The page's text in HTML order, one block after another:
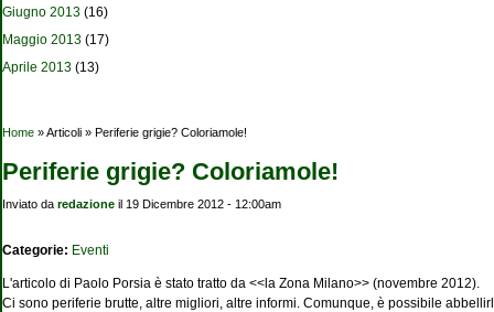
Giugno 2013 (16)
Maggio 2013 (17)
Aprile 2013 (13)
Tu sei qui
Home » Articoli » Periferie grigie? Coloriamole!
Periferie grigie? Coloriamole!
Inviato da redazione il 19 Dicembre 2012 - 12:00am
Categorie: Eventi
L'articolo di Paolo Porsia è stato tratto da <<la Zona Milano>> (novembre 2012).
Ci sono periferie brutte, altre migliori, altre infor­mi. Comunque, è possibi­le